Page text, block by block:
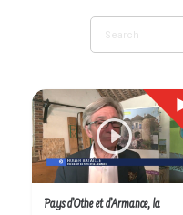
Pays d’Othe et d’Armance, la